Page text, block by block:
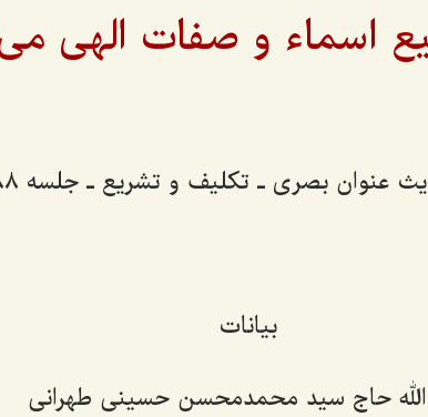
اسماء و صفات الهی
عنوان بصری ـ تکلیف و تشریع ـ جلسه 88
بیانات
حاج سید محمدمحسن حسینی طهرانی